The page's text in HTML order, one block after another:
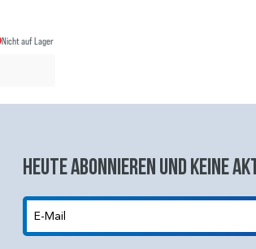
Nicht auf Lager
Heute abonnieren und keine